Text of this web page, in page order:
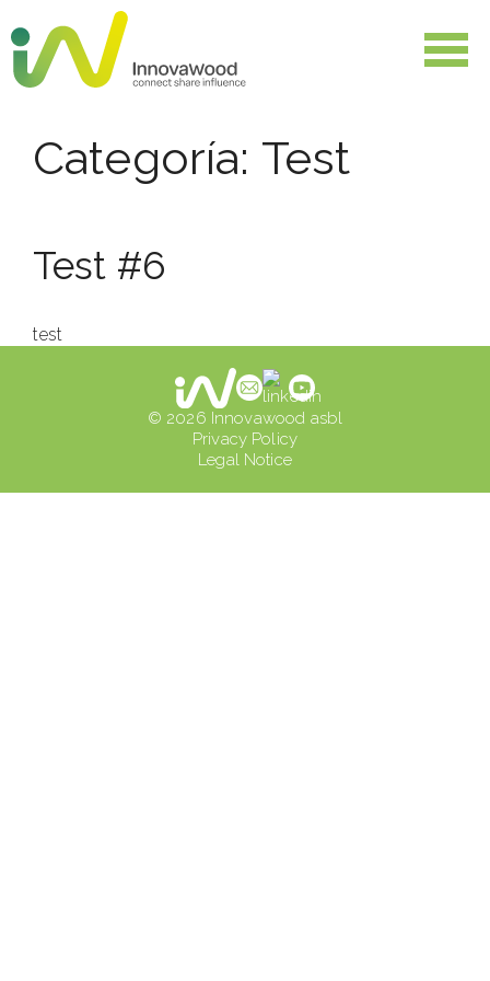
to
content
Categoría: Test
Test #6
test
© 2026 Innovawood asbl
Privacy Policy
Legal Notice